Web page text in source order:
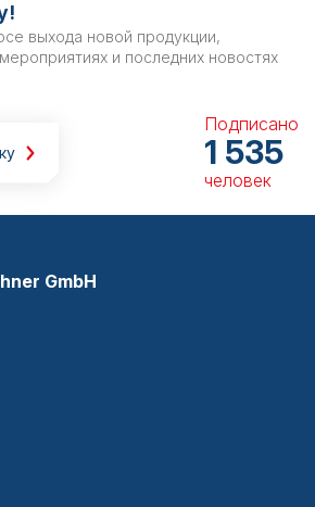
выхода новой продукции,
и последних новостях
Подписано
1 535
человек
GmbH